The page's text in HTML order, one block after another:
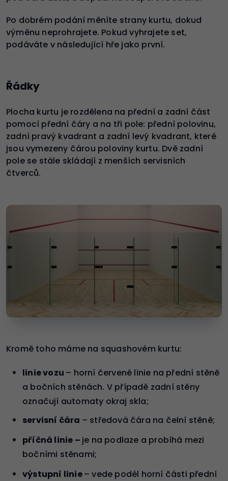
Po dobrém podání měníte strany kurtu, dokud
výměnu neprohrajete. Pokud vyhrajete set,
podáváte v následující hře jako první.
Řádky
Plocha kurtu je rozdělena na přední a zadní část
pomocí přední čáry a na tři pole: přední polovinu,
zadní pravý kvadrant a zadní levý kvadrant, které
jsou vymezeny čárou poloviny kurtu. Dvě zadní
pole se stále skládají z menších servisních
čtverců.
Kromě toho máme na squashovém kurtu:
linie vozu – horní červené linie na přední stěně
a bočních stěnách. V případě zadní stěny
označují automaty okraj skla;
servisní čára – středová čára na čelní stěně;
příčná linie – je na podlaze a probíhá mezi
bočními stěnami;
výstupní linie– vede podél horní části přední